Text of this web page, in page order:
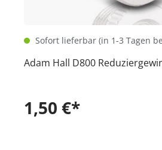
Sofort lieferbar (in 1-3 Tagen
Adam Hall D800
1,50 €*